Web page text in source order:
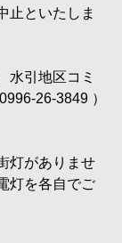
止といたしま
水引地区コミ
26-3849 ）
灯がありませ
灯を各自でご